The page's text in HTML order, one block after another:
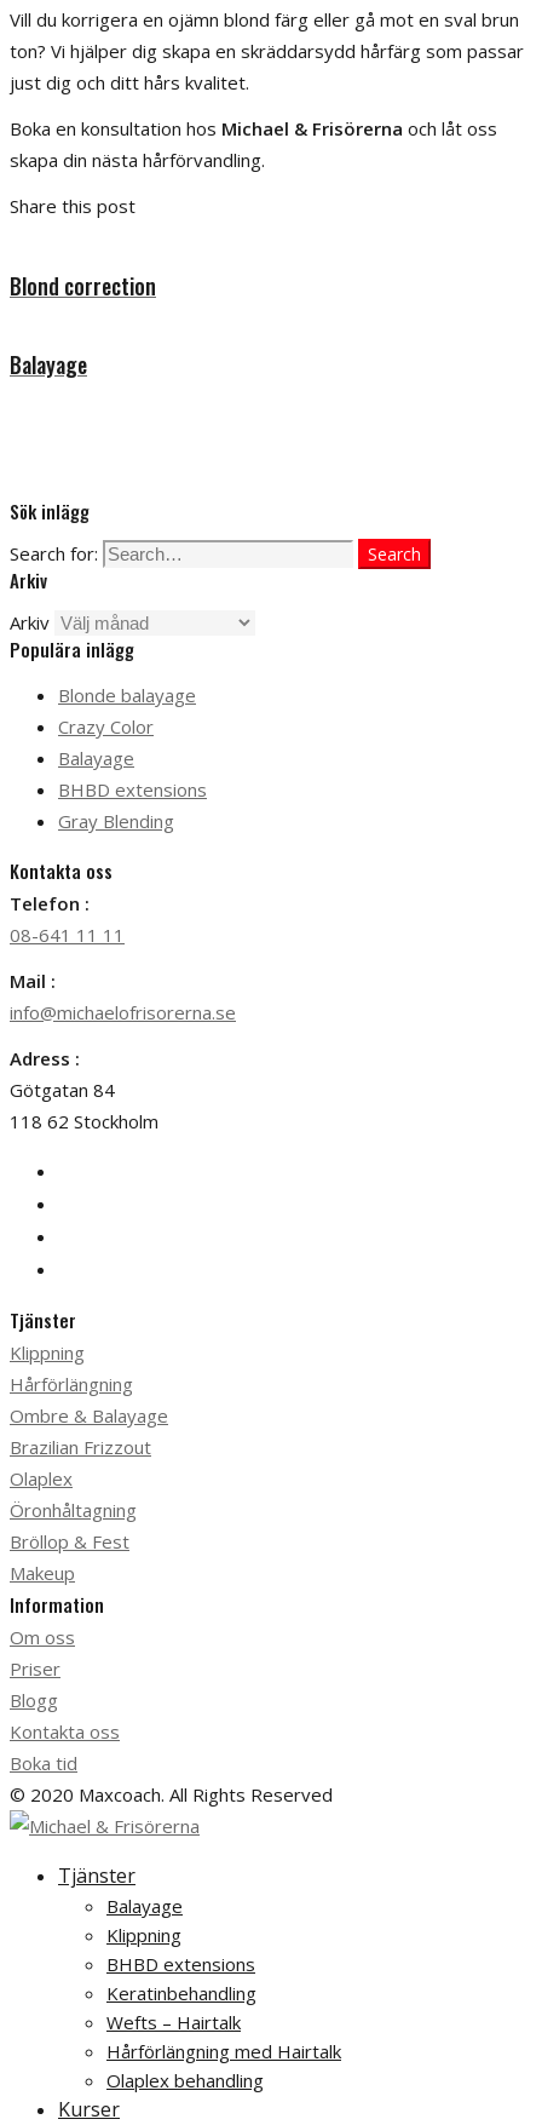
Vill du korrigera en ojämn blond färg eller gå mot en sval brun
ton? Vi hjälper dig skapa en skräddarsydd hårfärg som passar
just dig och ditt hårs kvalitet.
Boka en konsultation hos Michael & Frisörerna och låt oss
skapa din nästa hårförvandling.
Share this post
Blond correction
Balayage
Sök inlägg
Search for: Search
Arkiv
Arkiv
Populära inlägg
Blonde balayage
Crazy Color
Balayage
BHBD extensions
Gray Blending
Kontakta oss
Telefon :
08-641 11 11
Mail :
info@michaelofrisorerna.se
Adress :
Götgatan 84
118 62 Stockholm
Tjänster
Klippning
Hårförlängning
Ombre & Balayage
Brazilian Frizzout
Olaplex
Öronhåltagning
Bröllop & Fest
Makeup
Information
Om oss
Priser
Blogg
Kontakta oss
Boka tid
© 2020 Maxcoach. All Rights Reserved
Tjänster
Balayage
Klippning
BHBD extensions
Keratinbehandling
Wefts – Hairtalk
Hårförlängning med Hairtalk
Olaplex behandling
Kurser